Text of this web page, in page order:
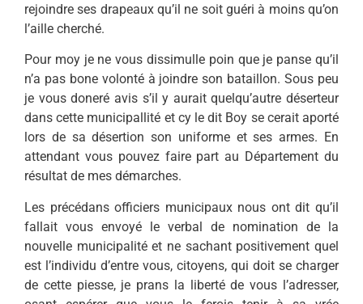
rejoindre ses dra­peaux qu’il ne soit guéri à moins qu’on
l’aille cherché.
Pour moy je ne vous dissimulle poin que je panse qu’il
n’a pas bone volonté à joindre son bataillon. Sous peu
je vous doneré avis s’il y aurait quelqu’autre déserteur
dans cette municipallité et cy le dit Boy se cerait aporté
lors de sa dé­sertion son uniforme et ses armes. En
attendant vous pouvez faire part au Dépar­tement du
résultat de mes démarches.
Les précédans officiers municipaux nous ont dit qu’il
fallait vous envoyé le verbal de nomination de la
nouvelle municipalité et ne sachant positivement quel
est l’individu d’entre vous, citoyens, qui doit se charger
de cette piesse, je prans la liberté de vous l’adresser,